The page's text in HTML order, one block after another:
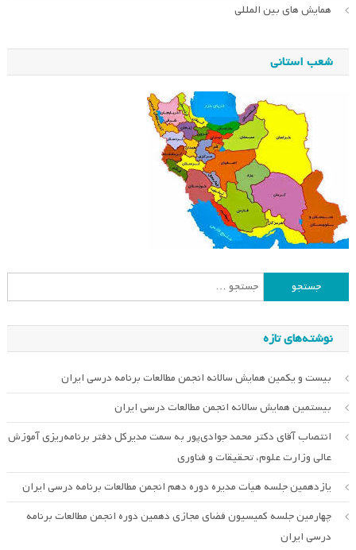
همایش های بین المللی
شعب استانی
جستجو
برای:
نوشته‌های تازه
بیست و یکمین همایش سالانه انجمن مطالعات برنامه درسی ایران
بیستمین همایش سالانه انجمن مطالعات درسی ایران
انتصاب آقای دکتر محمد جوادی‌پور به سمت مدیرکل دفتر برنامه‌ریزی آموزش
عالی وزارت علوم، تحقیقات و فناوری
یازدهمین جلسه هیات مدیره دوره دهم انجمن مطالعات برنامه درسی ایران
چهارمین جلسه کمیسیون فضای مجازی دهمین دوره انجمن مطالعات برنامه
درسی ایران